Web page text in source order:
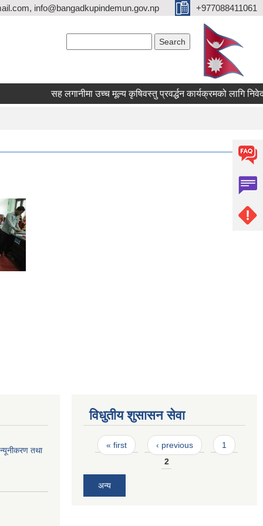
info@bangadkupindemun.gov.np +977088411061
सह लगानीमा उच्च मूल्य कृषिवस्तु प्रवर्द्धन कार्यक्रमको लागि निवेदन
तथा
विधुतीय शुसासन सेवा
Pages
« first ‹ previous
1
2
अन्य